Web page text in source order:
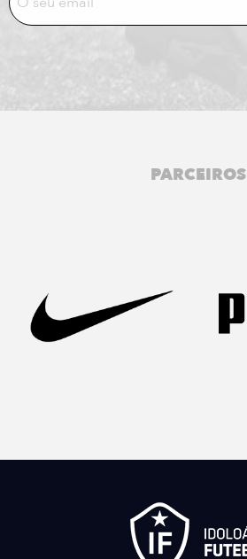
PARCEIROS